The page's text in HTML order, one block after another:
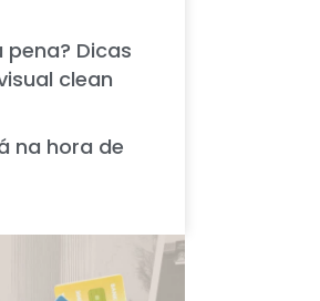
pena? Dicas
clean
na hora de